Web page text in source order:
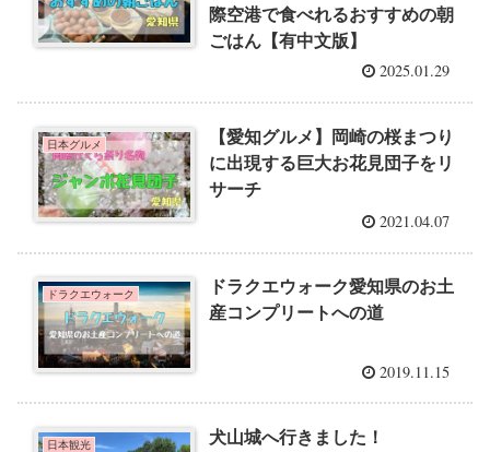
際空港で食べれるおすすめの朝
ごはん【有中文版】
2025.01.29
日本グルメ
【愛知グルメ】岡崎の桜まつり
に出現する巨大お花見団子をリ
サーチ
2021.04.07
ドラクエウォーク
ドラクエウォーク愛知県のお土
産コンプリートへの道
2019.11.15
日本観光 犬山城へ行きました！